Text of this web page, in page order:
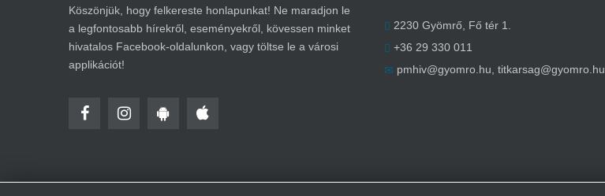
Köszönjük, hogy felkereste honlapunkat! Ne maradjon le
a legfontosabb hírekről, eseményekről, kövessen minket
hivatalos Facebook-oldalunkon, vagy töltse le a városi
applikációt!
2230 Gyömrő, Fő tér 1.
+36 29 330 011
pmhiv@gyomro.hu titkarsag@gyomro.hu